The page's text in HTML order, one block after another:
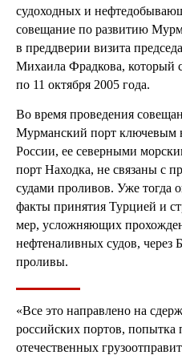
судоходных и
совещание по развитию
в преддверии визита
Михаила Фрадкова, который
по 11 октября 2005 года.
Во время проведения
Мурманский порт ключевым
России, ее северными
порт Находка, не связаны с
судами проливов. Уже тогда
факты принятия Турцией и
мер, усложняющих
нефтеналивных судов, через
проливы.
«Все это направлено на
российских портов, попытка
отечественных